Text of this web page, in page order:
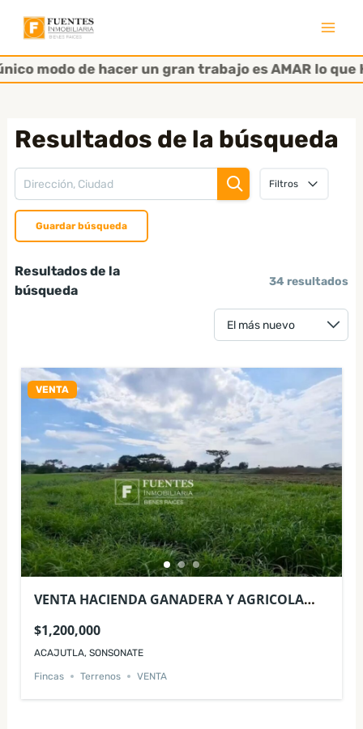
contenido
de hacer un gran trabajo es AMAR lo que
Resultados de la búsqueda
Filtros
Guardar búsqueda
Resultados de la
búsqueda
34 resultados
VENTA
VENTA HACIENDA GANADERA Y AGRICOLA
$1,200,000
ACAJUTLA, SONSONATE
Fincas Terrenos VENTA